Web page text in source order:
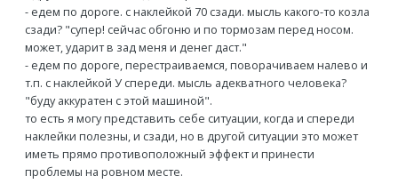
- едем по дороге. с наклейкой 70 сзади. мысль какого-то козла
сзади? "супер! сейчас обгоню и по тормозам перед носом.
может, ударит в зад меня и денег даст."
- едем по дороге, перестраиваемся, поворачиваем налево и
т.п. с наклейкой У спереди. мысль адекватного человека?
"буду аккуратен с этой машиной".
то есть я могу представить себе ситуации, когда и спереди
наклейки полезны, и сзади, но в другой ситуации это может
иметь прямо противоположный эффект и принести
проблемы на ровном месте.